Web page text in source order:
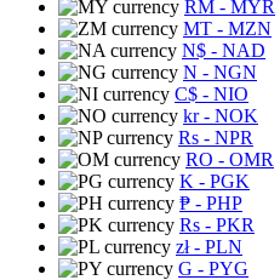
RM - MYR
MT - MZN
N$ - NAD
N - NGN
C$ - NIO
kr- NOK
Rs - NPR
RO - OMR
K - PGK
₱ - PHP
Rs - PKR
zł- PLN
G - PYG